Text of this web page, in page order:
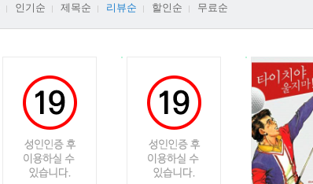
인기순 제목순 리뷰순 할인순 무료순